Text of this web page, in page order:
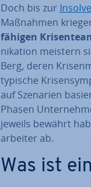
Doch bis zur
Maßnahmen
fähigen
ni­ka­ti­on meistern
Berg, deren
typische
auf Szenarien
Phasen
jeweils bewährt
ar­bei­ter ab.
Was ist